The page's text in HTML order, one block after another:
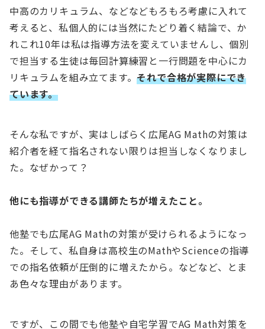
中高のカリキュラム、などなどもろもろ考慮に入れて
考えると、私個人的には当然にたどり着く結論で、か
れこれ10年は私は指導方法を変えていませんし、個別
で担当する生徒は毎回計算練習と一行問題を中心にカ
リキュラムを組み立てます。それで合格が実際にでき
ています。
そんな私ですが、実はしばらく広尾AG Mathの対策は
紹介者を経て指名されない限りは担当しなくなりまし
た。なぜかって？
他にも指導ができる講師たちが増えたこと。
他塾でも広尾AG Mathの対策が受けられるようになっ
た。そして、私自身は高校生のMathやScienceの指導
での指名依頼が圧倒的に増えたから。などなど、とま
あ色々な理由があります。
ですが、この間でも他塾や自宅学習でAG Math対策を